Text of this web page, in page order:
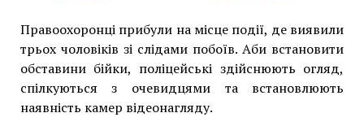
Правоохоронці прибули на місце події, де виявили
трьох чоловіків зі слідами побоїв. Аби встановити
обставини бійки, поліцейські здійснюють огляд,
спілкуються з очевидцями та встановлюють
наявність камер відеонагляду.